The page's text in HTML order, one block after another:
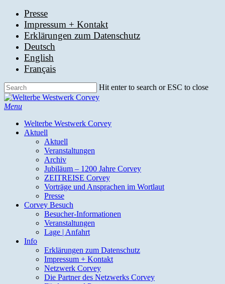
Skip
content
Presse
Impressum + Kontakt
Erklärungen zum Datenschutz
Deutsch
English
Français
Hit enter to search or ESC to close
Close
Search
search
Menu
Welterbe Westwerk Corvey
Aktuell
Aktuell
Veranstaltungen
Archiv
Jubiläum – 1200 Jahre Corvey
ZEITREISE Corvey
Vorträge und Ansprachen im Wortlaut
Presse
Corvey Besuch
Besucher-Informationen
Veranstaltungen
Lage | Anfahrt
Info
Erklärungen zum Datenschutz
Impressum + Kontakt
Netzwerk Corvey
Die Partner des Netzwerks Corvey